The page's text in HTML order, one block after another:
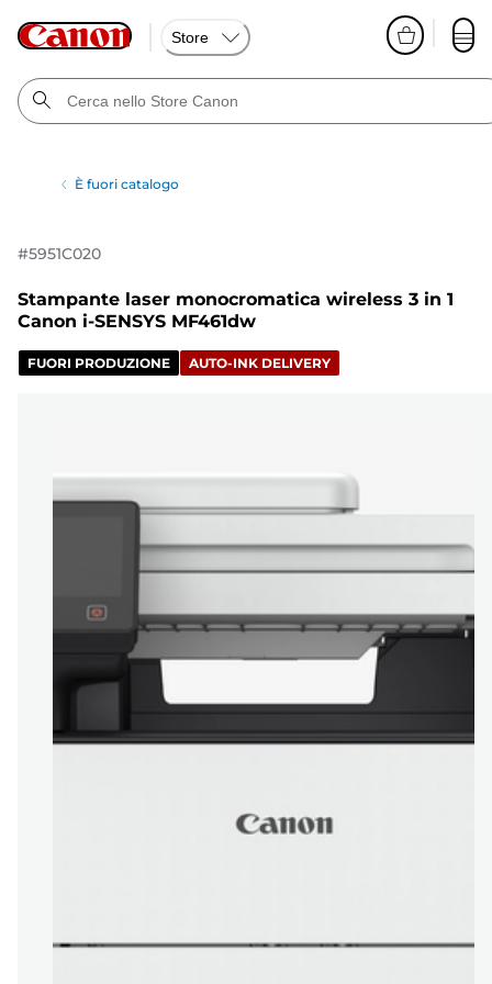
Store
È fuori catalogo
#5951C020
Stampante laser monocromatica wireless 3 in 1
Canon i-SENSYS MF461dw
FUORI PRODUZIONE AUTO-INK DELIVERY